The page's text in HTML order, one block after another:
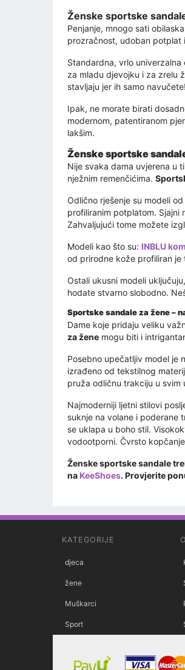
Ženske sportske
Penjanje, mnogo sati
prozračnost, udoban potplat
Standardna, vrlo univerzalna
za mladu djevojku i za zrelu
stavljaju jer ih samo navučete!
Ipak, ne morate birati
modernom, patentiranom
lakšim.
Ženske sportske
Nije svaka dama uvjerena u
nježnim remenčićima.
Odlično rješenje su modeli
profiliranim potplatom. Sjajni
Zahvaljujući tome možete
Modeli kao što su: INBLU
od prirodne kože profiliran je
Ostali ukusni modeli
hodate stvarno slobodno.
Sportske sandale za žene –
Dame koje pridaju veliku
za žene mogu biti i
Posebno upečatljiv model je
izrađeno od tekstilnog
pruža odličnu trakciju u svim
Najmoderniji ljetni stilovi
suknje na volane i poderane
se uklapa u boho stil.
vodootporni. Čvrsto
Ženske sportske sandale
na KeeShoes. Provjerite
KATEGORIJE
djeca
žene
Muškarci
Sport